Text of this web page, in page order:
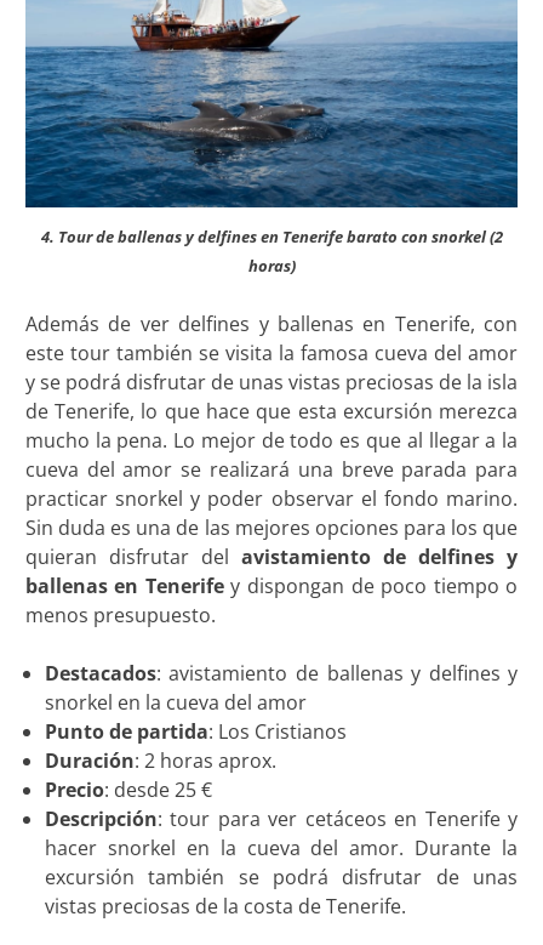
4. Tour de ballenas y delfines en Tenerife barato con snorkel (2
horas)
Además de ver delfines y ballenas en Tenerife, con
este tour también se visita la famosa cueva del amor
y se podrá disfrutar de unas vistas preciosas de la isla
de Tenerife, lo que hace que esta excursión merezca
mucho la pena. Lo mejor de todo es que al llegar a la
cueva del amor se realizará una breve parada para
practicar snorkel y poder observar el fondo marino.
Sin duda es una de las mejores opciones para los que
quieran disfrutar del avistamiento de delfines y
ballenas en Tenerifey dispongan de poco tiempo o
menos presupuesto.
Destacados: avistamiento de ballenas y delfines y
snorkel en la cueva del amor
Punto de partida: Los Cristianos
Duración: 2 horas aprox.
Precio: desde 25 €
Descripción: tour para ver cetáceos en Tenerife y
hacer snorkel en la cueva del amor. Durante la
excursión también se podrá disfrutar de unas
vistas preciosas de la costa de Tenerife.